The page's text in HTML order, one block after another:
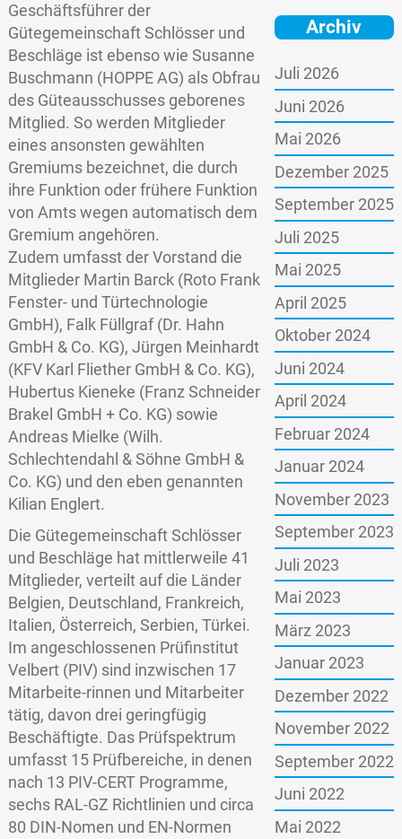
Geschäftsführer der
Gütegemeinschaft Schlösser und
Beschläge ist ebenso wie Susanne
Buschmann (HOPPE AG) als Obfrau
des Güteausschusses geborenes
Mitglied. So werden Mitglieder
eines ansonsten gewählten
Gremiums bezeichnet, die durch
ihre Funktion oder frühere Funktion
von Amts wegen automatisch dem
Gremium angehören.
Zudem umfasst der Vorstand die
Mitglieder Martin Barck (Roto Frank
Fenster- und Türtechnologie
GmbH), Falk Füllgraf (Dr. Hahn
GmbH & Co. KG), Jürgen Meinhardt
(KFV Karl Fliether GmbH & Co. KG),
Hubertus Kieneke (Franz Schneider
Brakel GmbH + Co. KG) sowie
Andreas Mielke (Wilh.
Schlechtendahl & Söhne GmbH &
Co. KG) und den eben genannten
Kilian Englert.
Die Gütegemeinschaft Schlösser
und Beschläge hat mittlerweile 41
Mitglieder, verteilt auf die Länder
Belgien, Deutschland, Frankreich,
Italien, Österreich, Serbien, Türkei.
Im angeschlossenen Prüfinstitut
Velbert (PIV) sind inzwischen 17
Mitarbeite-rinnen und Mitarbeiter
tätig, davon drei geringfügig
Beschäftigte. Das Prüfspektrum
umfasst 15 Prüfbereiche, in denen
nach 13 PIV-CERT Programme,
sechs RAL-GZ Richtlinien und circa
80 DIN-Nomen und EN-Normen
Archiv
Juli 2026
Juni 2026
Mai 2026
Dezember 2025
September 2025
Juli 2025
Mai 2025
April 2025
Oktober 2024
Juni 2024
April 2024
Februar 2024
Januar 2024
November 2023
September 2023
Juli 2023
Mai 2023
März 2023
Januar 2023
Dezember 2022
November 2022
September 2022
Juni 2022
Mai 2022